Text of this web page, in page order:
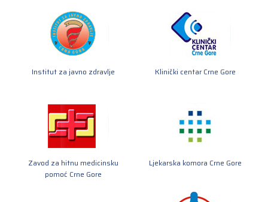
Institut za javno zdravlje Klinički centar Crne Gore
Zavod za hitnu medicinsku
pomoć Crne Gore
Ljekarska komora Crne Gore